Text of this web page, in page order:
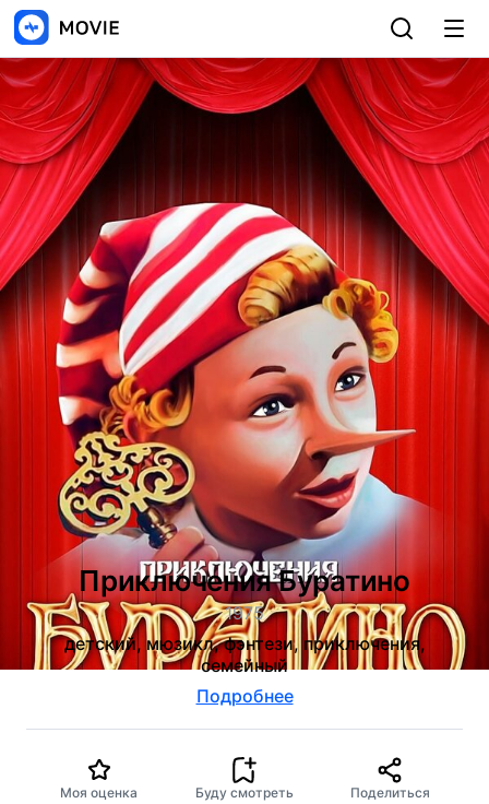
Приключения Буратино
1975
детский, мюзикл, фэнтези, приключения,
семейный
Подробнее
Моя оценка Буду смотреть Поделиться